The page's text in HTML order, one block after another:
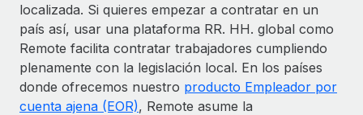
localizada. Si quieres empezar a contratar en un
país así, usar una plataforma RR. HH. global como
Remote facilita contratar trabajadores cumpliendo
plenamente con la legislación local. En los países
donde ofrecemos nuestro producto Empleador por
cuenta ajena (EOR), Remote asume la